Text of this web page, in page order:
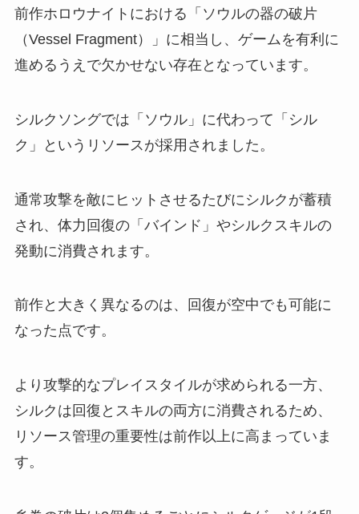
前作ホロウナイトにおける「ソウルの器の破片
（Vessel Fragment）」に相当し、ゲームを有利に
進めるうえで欠かせない存在となっています。
シルクソングでは「ソウル」に代わって「シル
ク」というリソースが採用されました。
通常攻撃を敵にヒットさせるたびにシルクが蓄積
され、体力回復の「バインド」やシルクスキルの
発動に消費されます。
前作と大きく異なるのは、回復が空中でも可能に
なった点です。
より攻撃的なプレイスタイルが求められる一方、
シルクは回復とスキルの両方に消費されるため、
リソース管理の重要性は前作以上に高まっていま
す。